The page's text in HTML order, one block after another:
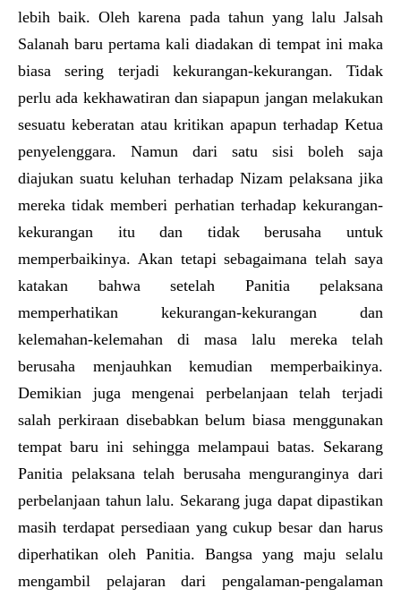
lebih baik. Oleh karena pada tahun yang lalu Jalsah
Salanah baru pertama kali diadakan di tempat ini maka
biasa sering terjadi kekurangan-kekurangan. Tidak
perlu ada kekhawatiran dan siapapun jangan melakukan
sesuatu keberatan atau kritikan apapun terhadap Ketua
penyelenggara. Namun dari satu sisi boleh saja
diajukan suatu keluhan terhadap Nizam pelaksana jika
mereka tidak memberi perhatian terhadap kekurangan-
kekurangan itu dan tidak berusaha untuk
memperbaikinya. Akan tetapi sebagaimana telah saya
katakan bahwa setelah Panitia pelaksana
memperhatikan kekurangan-kekurangan dan
kelemahan-kelemahan di masa lalu mereka telah
berusaha menjauhkan kemudian memperbaikinya.
Demikian juga mengenai perbelanjaan telah terjadi
salah perkiraan disebabkan belum biasa menggunakan
tempat baru ini sehingga melampaui batas. Sekarang
Panitia pelaksana telah berusaha menguranginya dari
perbelanjaan tahun lalu. Sekarang juga dapat dipastikan
masih terdapat persediaan yang cukup besar dan harus
diperhatikan oleh Panitia. Bangsa yang maju selalu
mengambil pelajaran dari pengalaman-pengalaman